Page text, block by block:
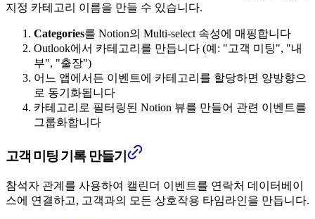
지정 카테고리 이름을 만들 수 있습니다.
Categories를 Notion의 Multi-select 속성에 매핑합니다
Outlook에서 카테고리를 만듭니다 (예: "고객 미팅", "내
부", "출장")
어느 앱에서든 이벤트에 카테고리를 할당하면 양방향으
로 동기화됩니다
카테고리로 필터링된 Notion 뷰를 만들어 관련 이벤트를
그룹화합니다
고객 미팅 기록 만들기
참석자 관계를 사용하여 캘린더 이벤트를 연락처 데이터베이
스에 연결하고, 고객과의 모든 상호작용 타임라인을 만듭니다.